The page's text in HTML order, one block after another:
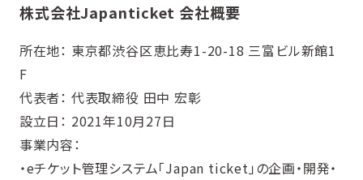
株式会社Japanticket 会社概要
所在地： 東京都渋谷区恵比寿1-20-18 三富ビル新館1
F
代表者： 代表取締役 田中 宏彰
設立日： 2021年10月27日
事業内容：
・eチケット管理システム「Japan ticket」の企画・開発・